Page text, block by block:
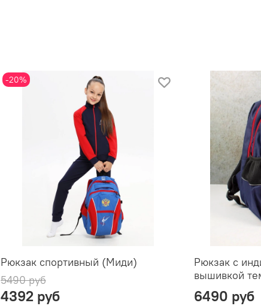
-20%
Рюкзак спортивный (Миди)
5490 руб
4392 руб
Рюкзак с
вышивкой
6490 руб